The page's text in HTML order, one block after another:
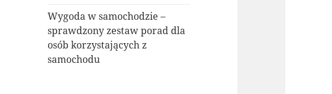
Wygoda w samochodzie –
sprawdzony zestaw porad dla
osób korzystających z
samochodu